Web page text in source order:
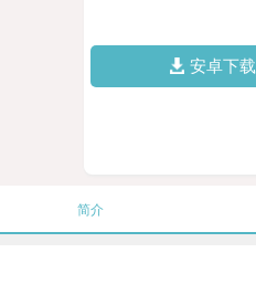
安卓下载
简介